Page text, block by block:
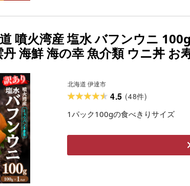
噴火湾産 塩水 バフンウニ
海鮮 海の幸 魚介類 ウニ丼 お
北海道 伊達市
4.5 (48件)
1パック100gの食べきりサイズ